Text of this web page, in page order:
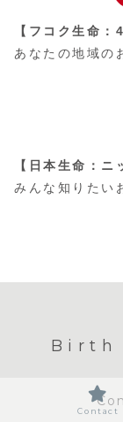
【フコク生命：
あなたの地域の
【日本生命：ニ
みんな知りたい
Birth
Contact